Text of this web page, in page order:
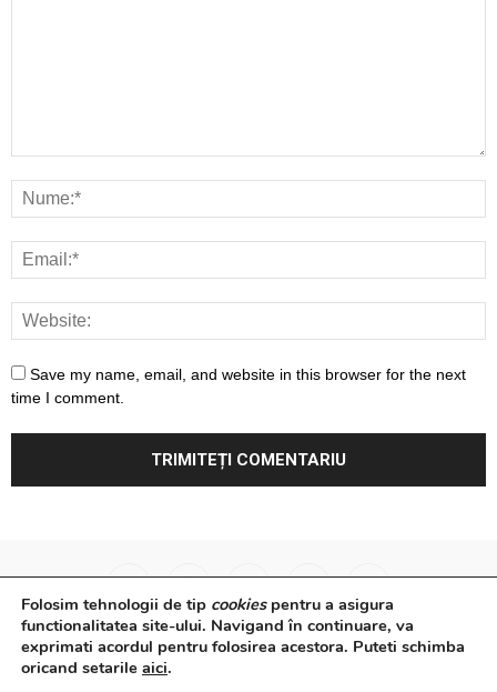
Save my name, email, and website in this browser for the next
time I comment.
Surse Primare Analize Interviuri
Video
Rapoarte epidemiologice
Folosim tehnologii de tip cookiespentru a asigura
functionalitatea site-ului. Navigand în continuare, va
exprimati acordul pentru folosirea acestora. Puteti schimba
oricand setarile aici.